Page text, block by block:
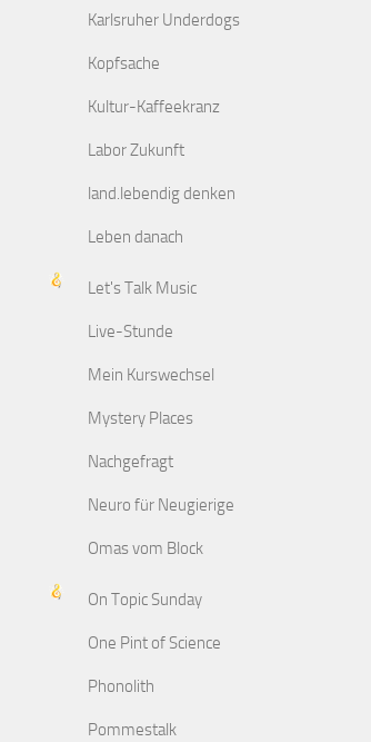
Karlsruher Underdogs
Kopfsache
Kultur-Kaffeekranz
Labor Zukunft
land.lebendig denken
Leben danach
Let's Talk Music
Live-Stunde
Mein Kurswechsel
Mystery Places
Nachgefragt
Neuro für Neugierige
Omas vom Block
On Topic Sunday
One Pint of Science
Phonolith
Pommestalk